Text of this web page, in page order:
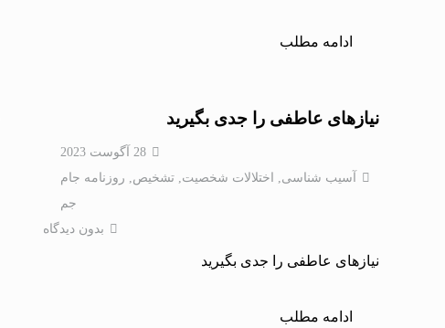
ادامه مطلب
نیازهای عاطفی را جدی بگیرید
28 آگوست 2023
آسیب شناسی
اختلالات شخصيت تشخیص
روزنامه جام
جم
بدون دیدگاه
نیازهای عاطفی را جدی بگیرید
ادامه مطلب